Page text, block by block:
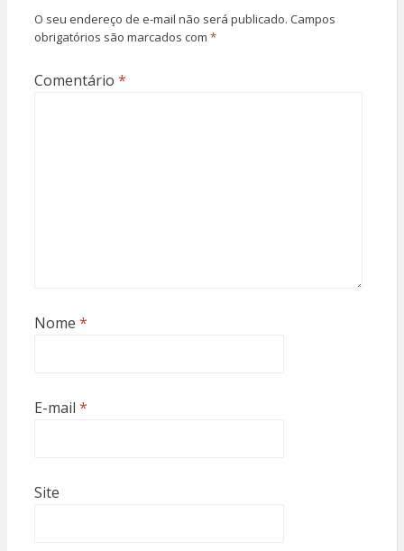
O seu endereço de e-mail não será publicado. Campos
obrigatórios são marcados com *
Comentário *
Nome *
E-mail *
Site